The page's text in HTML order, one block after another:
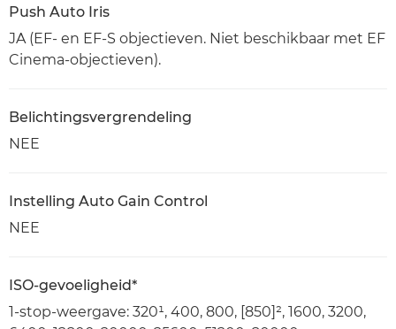
Push Auto Iris
JA (EF- en EF-S objectieven. Niet beschikbaar met EF
Cinema-objectieven).
Belichtingsvergrendeling
NEE
Instelling Auto Gain Control
NEE
ISO-gevoeligheid*
1-stop-weergave: 320¹, 400, 800, [850]², 1600, 3200,